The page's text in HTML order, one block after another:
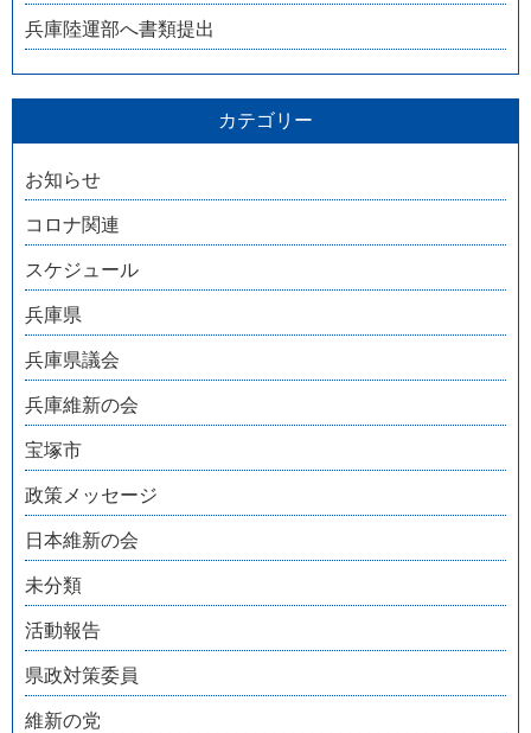
兵庫陸運部へ書類提出
カテゴリー
お知らせ
コロナ関連
スケジュール
兵庫県
兵庫県議会
兵庫維新の会
宝塚市
政策メッセージ
日本維新の会
未分類
活動報告
県政対策委員
維新の党